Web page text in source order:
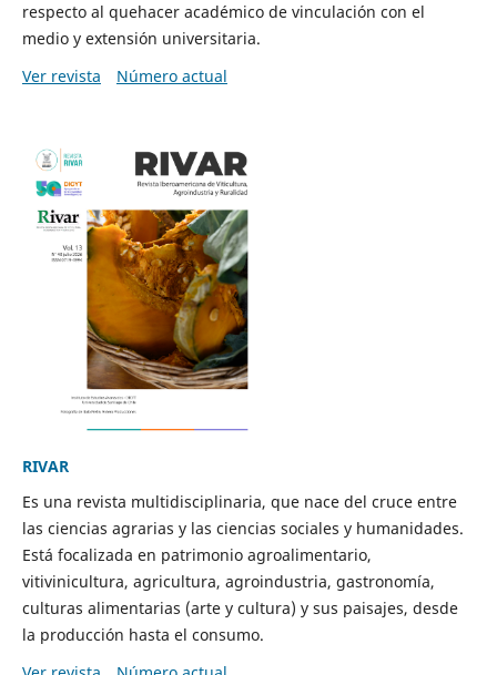
respecto al quehacer académico de vinculación con el
medio y extensión universitaria.
Ver revista
Número actual
RIVAR
Es una revista multidisciplinaria, que nace del cruce entre
las ciencias agrarias y las ciencias sociales y humanidades.
Está focalizada en patrimonio agroalimentario,
vitivinicultura, agricultura, agroindustria, gastronomía,
culturas alimentarias (arte y cultura) y sus paisajes, desde
la producción hasta el consumo.